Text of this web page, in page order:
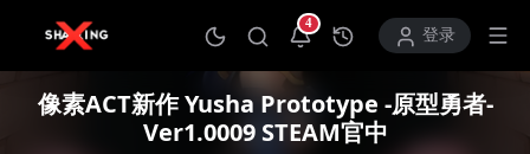
4
打开通知中心登录
像素ACT新作 Yusha Prototype -原型勇者-
Ver1.0009 STEAM官中